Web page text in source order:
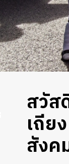
สวัส
เถีย
สังค